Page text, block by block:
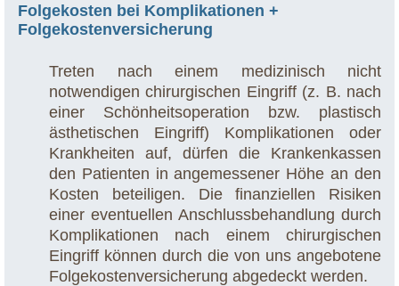
Folgekosten bei Komplikationen +
Folgekostenversicherung
Treten nach einem medizinisch nicht
notwendigen chirurgischen Eingriff (z. B. nach
einer Schönheitsoperation bzw. plastisch
ästhetischen Eingriff) Komplikationen oder
Krankheiten auf, dürfen die Krankenkassen
den Patienten in angemessener Höhe an den
Kosten beteiligen. Die finanziellen Risiken
einer eventuellen Anschlussbehandlung durch
Komplikationen nach einem chirurgischen
Eingriff können durch die von uns angebotene
Folgekostenversicherung abgedeckt werden.